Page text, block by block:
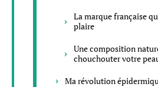
La marque française
plaire
Une composition
chouchouter votre
Ma révolution